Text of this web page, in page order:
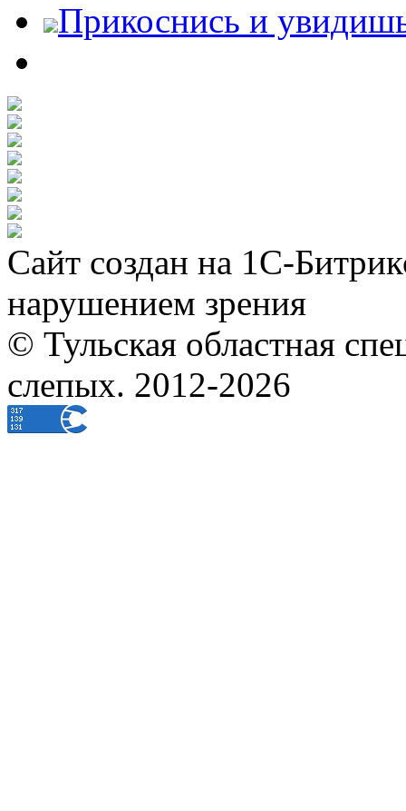
Прикоснись и
Сайт создан на 1С-
нарушением зрения
© Тульская областная
слепых. 2012-2026